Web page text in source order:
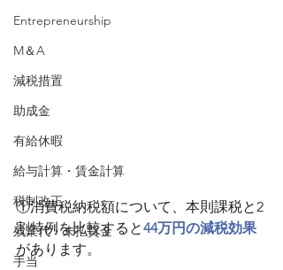
Entrepreneurship
M＆A
減税措置
助成金
有給休暇
給与計算・賃金計算
税制改正
残業代・未払賃金
手当
①消費税納税額について、本則課税と2
割特例を比較すると44万円の減税効果
があります。